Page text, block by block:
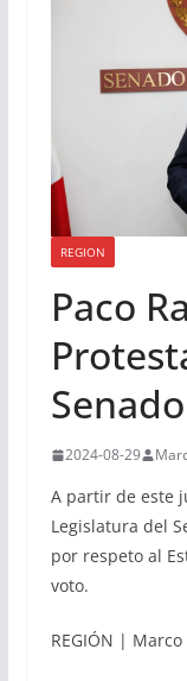
REGION
Paco
2024-08-29
A partir de este
Legislatura del
por respeto al
voto.
REGIÓN |